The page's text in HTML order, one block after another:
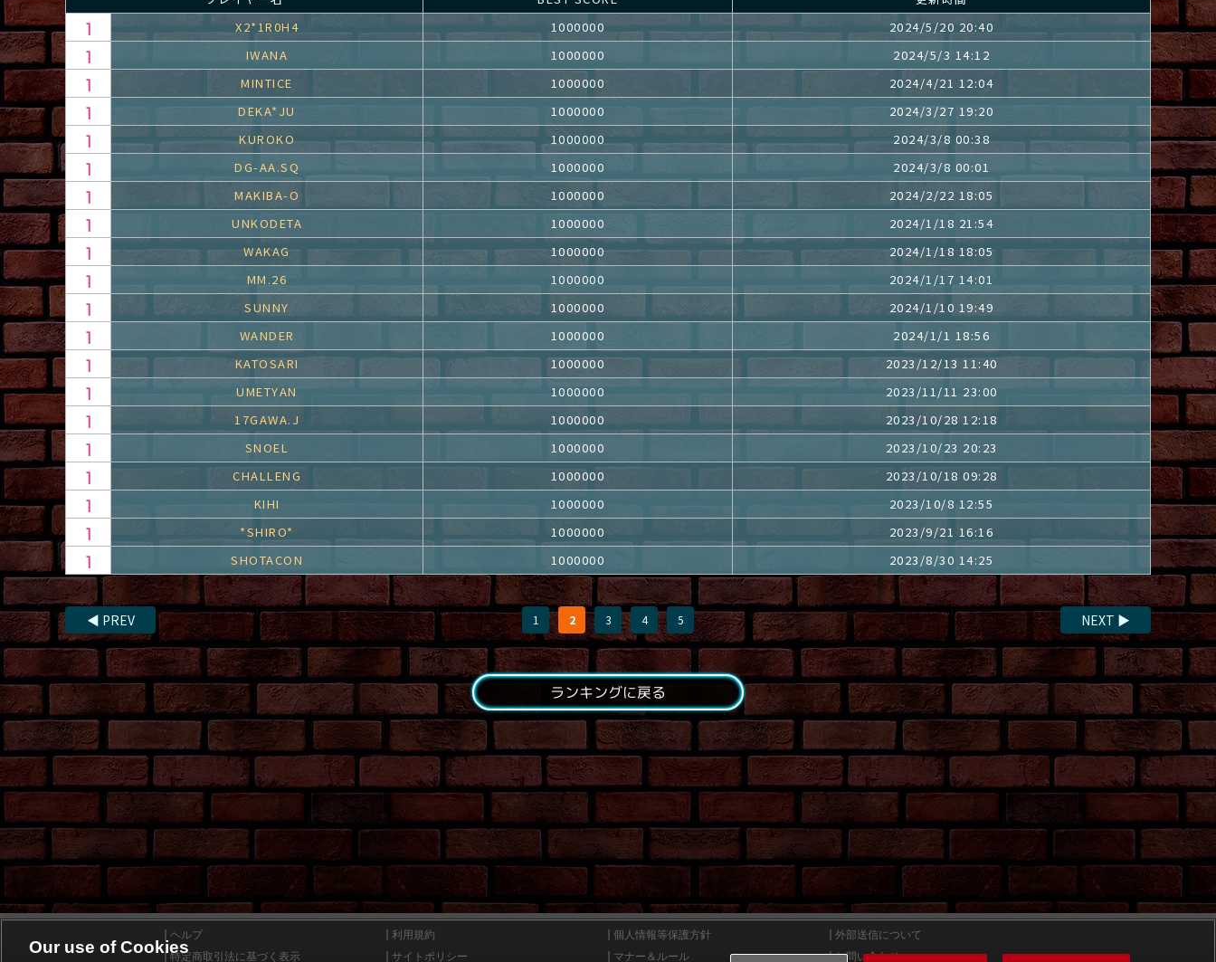
X2*1R0H4
1000000
2024/5/20 20:40
IWANA
1000000
2024/5/3 14:12
MINTICE
1000000
2024/4/21 12:04
DEKA*JU
1000000
2024/3/27 19:20
KUROKO
1000000
2024/3/8 00:38
DG-AA.SQ
1000000
2024/3/8 00:01
MAKIBA-O
1000000
2024/2/22 18:05
UNKODETA
1000000
2024/1/18 21:54
WAKAG
1000000
2024/1/18 18:05
MM.26
1000000
2024/1/17 14:01
SUNNY
1000000
2024/1/10 19:49
WANDER
1000000
2024/1/1 18:56
KATOSARI
1000000
2023/12/13 11:40
UMETYAN
1000000
2023/11/11 23:00
17GAWA.J
1000000
2023/10/28 12:18
SNOEL
1000000
2023/10/23 20:23
CHALLENG
1000000
2023/10/18 09:28
KIHI
1000000
2023/10/8 12:55
*SHIRO*
1000000
2023/9/21 16:16
SHOTACON
1000000 2023/8/30 14:25
◀ PREV 1 2 3 4 5 NEXT ▶
ランキングに戻る
ヘルプ 利用規約 個人情報等保護方針
外部送信について
特定商取引法に基づく表示
サイトポリシー マナー＆ルール お問い合わせ
Our use of Cookies